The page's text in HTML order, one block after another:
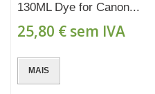
130ML Dye for Canon...
25,80 € sem IVA
MAIS